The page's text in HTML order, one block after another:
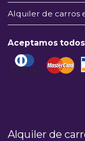
Alquiler de carros
Aceptamos
Alquiler de